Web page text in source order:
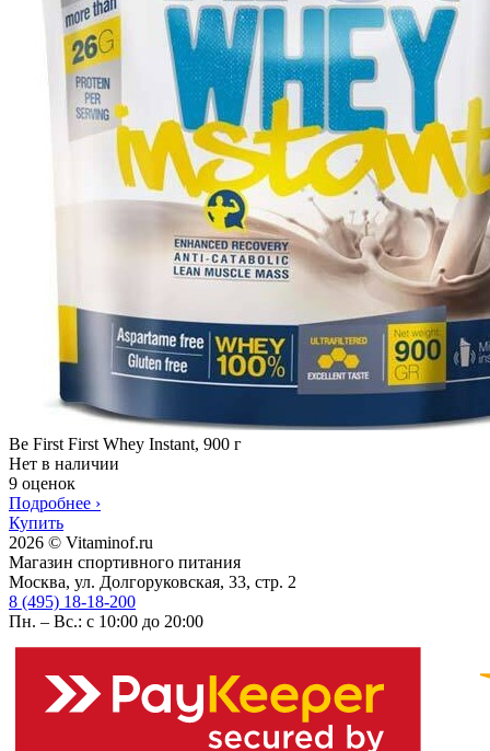
Be First First Whey Instant, 900 г
Нет в наличии
9 оценок
Подробнее ›
Купить
2026 © Vitaminof.ru
Магазин спортивного питания
Москва, ул. Долгоруковская, 33, стр. 2
8 (495) 18-18-200
Пн. – Вс.: с 10:00 до 20:00